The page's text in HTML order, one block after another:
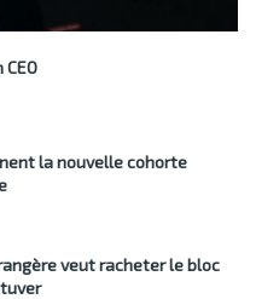
CEO
la nouvelle cohorte
veut racheter le bloc